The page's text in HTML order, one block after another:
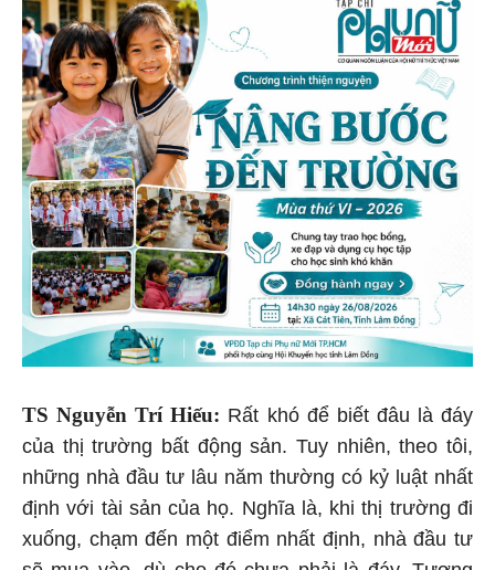
TS Nguyễn Trí Hiếu: Rất khó để biết đâu là đáy
của thị trường bất động sản. Tuy nhiên, theo tôi,
những nhà đầu tư lâu năm thường có kỷ luật nhất
định với tài sản của họ. Nghĩa là, khi thị trường đi
xuống, chạm đến một điểm nhất định, nhà đầu tư